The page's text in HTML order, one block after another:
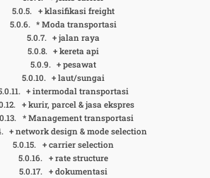
+ klasifikasi freight
* Moda transportasi
+ jalan raya
+ kereta api
+ pesawat
+ laut/sungai
+ intermodal transportasi
+ kurir, parcel & jasa ekspres
* Management transportasi
+ network design & mode selection
+ carrier selection
+ rate structure
+ dokumentasi